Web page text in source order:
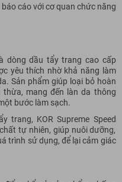
cáo với cơ quan chức năng
dòng dầu tẩy trang cao cấp
yêu thích nhờ khả năng làm
Sản phẩm giúp loại bỏ hoàn
mang đến làn da thông
bước làm sạch.
trang, KOR Supreme Speed
tự nhiên, giúp nuôi dưỡng,
trình sử dụng, để lại cảm giác